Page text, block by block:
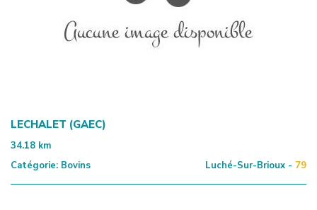
LECHALET (GAEC)
34.18 km
Catégorie: Bovins Luché-Sur-Brioux - 79